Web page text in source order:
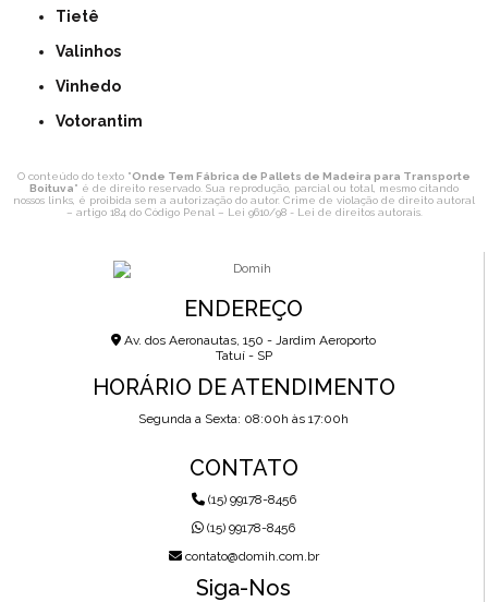
Tietê
Valinhos
Vinhedo
Votorantim
O conteúdo do texto "Onde Tem Fábrica de Pallets de Madeira para Transporte
Boituva" é de direito reservado. Sua reprodução, parcial ou total, mesmo citando
nossos links, é proibida sem a autorização do autor. Crime de violação de direito autoral
– artigo 184 do Código Penal – Lei 9610/98 - Lei de direitos autorais.
ENDEREÇO
Av. dos Aeronautas, 150 - Jardim Aeroporto
Tatuí - SP
HORÁRIO DE ATENDIMENTO
Segunda a Sexta: 08:00h às 17:00h
CONTATO
(15) 99178-8456
(15) 99178-8456
contato@domih.com.br
Siga-Nos